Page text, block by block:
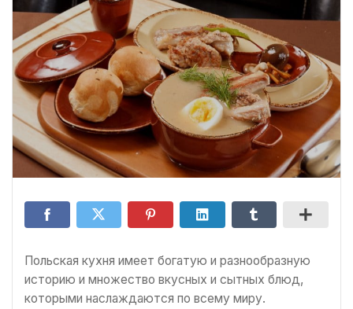
Польская кухня имеет богатую и разнообразную
историю и множество вкусных и сытных блюд,
которыми наслаждаются по всему миру.